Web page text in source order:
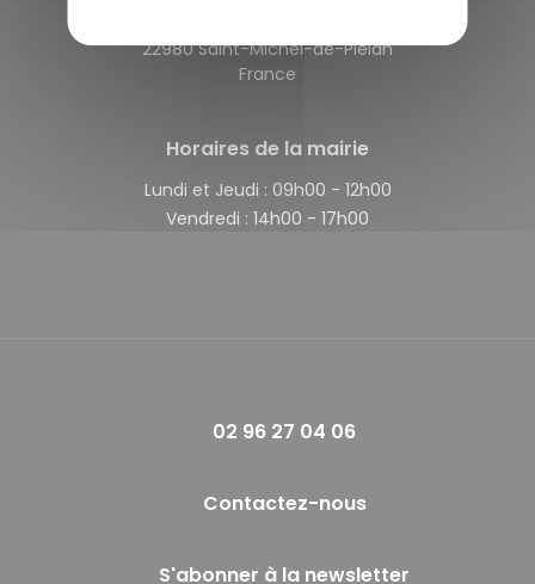
22980 Saint-Michel-de-Plélan
France
Horaires de la mairie
Lundi et Jeudi : 09h00 - 12h00
Vendredi : 14h00 - 17h00
02 96 27 04 06
Contactez-nous
S'abonner à la newsletter